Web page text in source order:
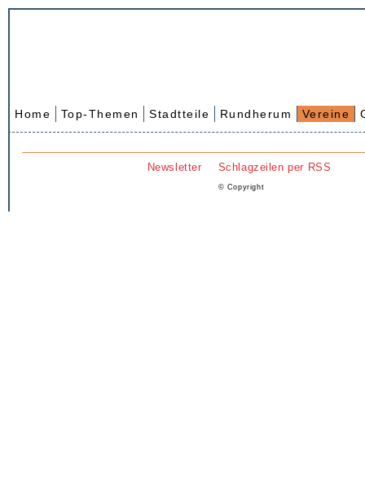
Home Top-Themen Stadtteile Rundherum Vereine
Newsletter Schlagzeilen per RSS
© Copyright